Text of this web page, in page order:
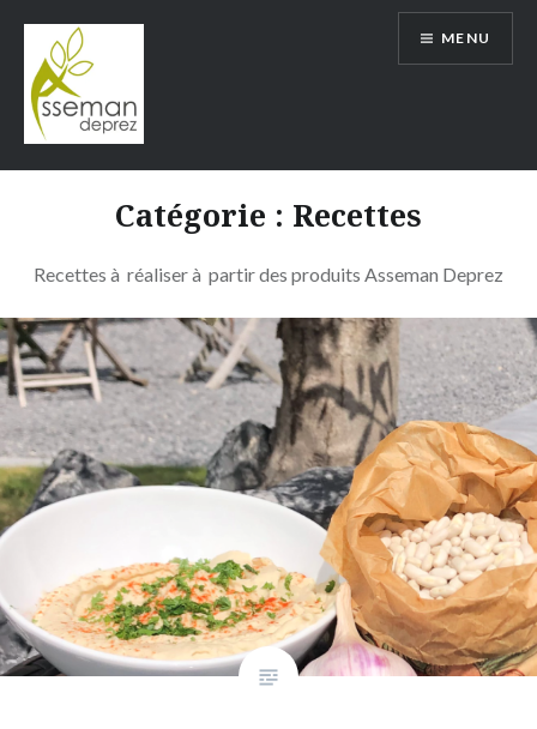
contenu
ASSEMAN DEPREZ
MENU
Catégorie : Recettes
Recettes à réaliser à partir des produits Asseman Deprez